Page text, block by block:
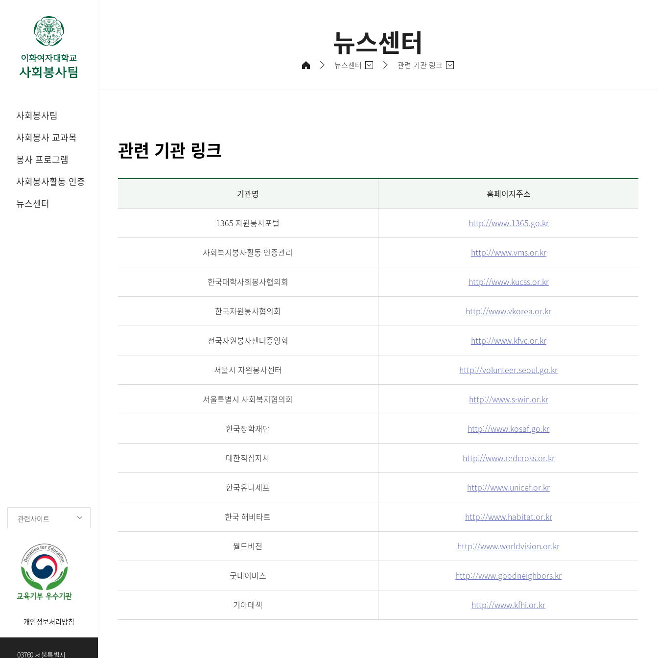
사회봉사팀
사회봉사 교과목
봉사 프로그램
사회봉사활동 인증
뉴스센터
관련사이트
개인정보처리방침
03760 서울특별시
뉴스센터
뉴스센터 관련 기관 링크
관련 기관 링크
기관명 홈페이지주소
1365 자원봉사포털 http://www.1365.go.kr
사회복지봉사활동 인증관리 http://www.vms.or.kr
한국대학사회봉사협의회 http://www.kucss.or.kr
한국자원봉사협의회 http://www.vkorea.or.kr
전국자원봉사센터중앙회 http://www.kfvc.or.kr
서울시 자원봉사센터 http://volunteer.seoul.go.kr
서울특별시 사회복지협의회 http://www.s-win.or.kr
한국장학재단 http://www.kosaf.go.kr
대한적십자사 http://www.redcross.or.kr
한국유니세프 http://www.unicef.or.kr
한국 해비타트 http://www.habitat.or.kr
월드비전 http://www.worldvision.or.kr
굿네이버스 http://www.goodneighbors.kr
기아대책 http://www.kfhi.or.kr